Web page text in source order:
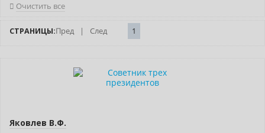
Очистить все
СТРАНИЦЫ:Пред | След 1
Яковлев В.Ф.